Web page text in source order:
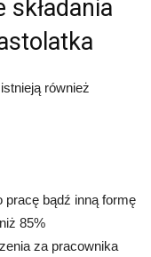
składania
również
pracę bądź inną formę
85%
za pracownika